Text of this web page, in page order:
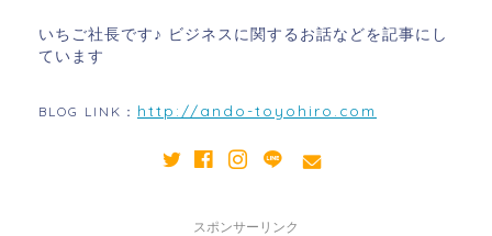
いちご社長です♪ ビジネスに関するお話などを記事にし
ています
BLOG LINK： http://ando-toyohiro.com
スポンサーリンク